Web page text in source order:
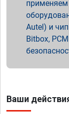
применяем
Autel) и
Bitbox,
Ваши